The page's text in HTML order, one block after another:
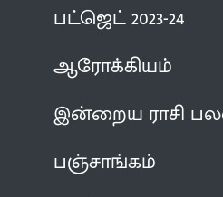
பட்ஜெட் 2023-24
ஆரோக்கியம்
இன்றைய ராசி
பஞ்சாங்கம்